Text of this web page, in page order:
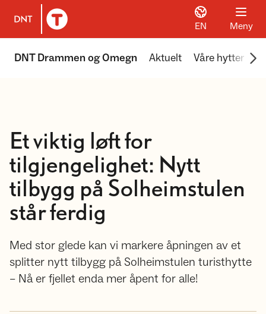
Til DNT.no forside
EN Meny
DNT Drammen og Omegn Aktuelt Våre hytter
Et viktig løft for
tilgjengelighet: Nytt
tilbygg på Solheimstulen
står ferdig
Med stor glede kan vi markere åpningen av et
splitter nytt tilbygg på Solheimstulen turisthytte
– Nå er fjellet enda mer åpent for alle!